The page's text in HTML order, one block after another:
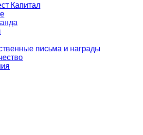
Капитал
письма и награды